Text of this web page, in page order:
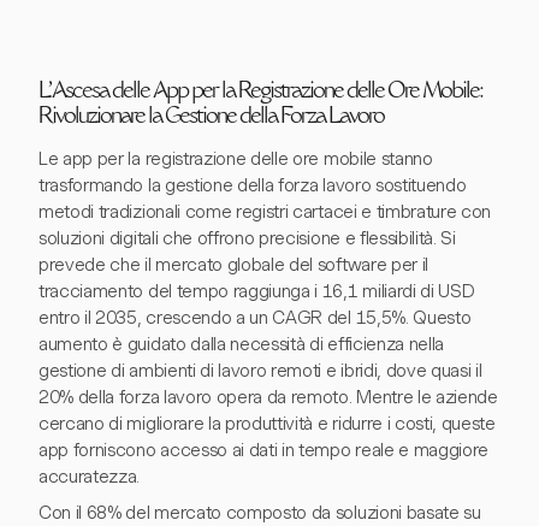
L'Ascesa delle App per la Registrazione delle Ore Mobile:
Rivoluzionare la Gestione della Forza Lavoro
Le app per la registrazione delle ore mobile stanno
trasformando la gestione della forza lavoro sostituendo
metodi tradizionali come registri cartacei e timbrature con
soluzioni digitali che offrono precisione e flessibilità. Si
prevede che il mercato globale del software per il
tracciamento del tempo raggiunga i 16,1 miliardi di USD
entro il 2035, crescendo a un CAGR del 15,5%. Questo
aumento è guidato dalla necessità di efficienza nella
gestione di ambienti di lavoro remoti e ibridi, dove quasi il
20% della forza lavoro opera da remoto. Mentre le aziende
cercano di migliorare la produttività e ridurre i costi, queste
app forniscono accesso ai dati in tempo reale e maggiore
accuratezza.
Con il 68% del mercato composto da soluzioni basate su